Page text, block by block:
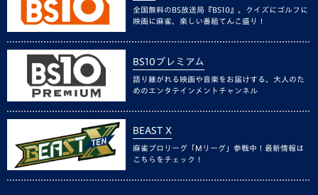
全国無料のBS放送局『BS10』。クイズにゴルフに
映画に麻雀、楽しい番組てんこ盛り！
BS10プレミアム
語り継がれる映画や音楽をお届けする、大人のた
めのエンタテインメントチャンネル
BEAST X
麻雀プロリーグ「Mリーグ」参戦中！最新情報は
こちらをチェック！